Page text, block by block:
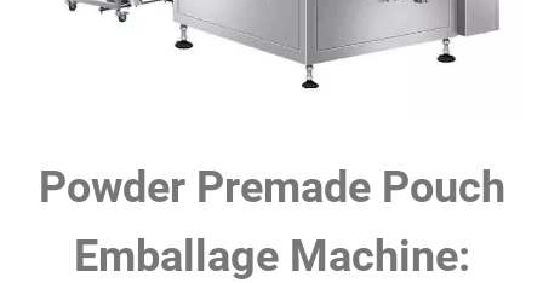
Powder Premade Pouch
Emballage Machine: